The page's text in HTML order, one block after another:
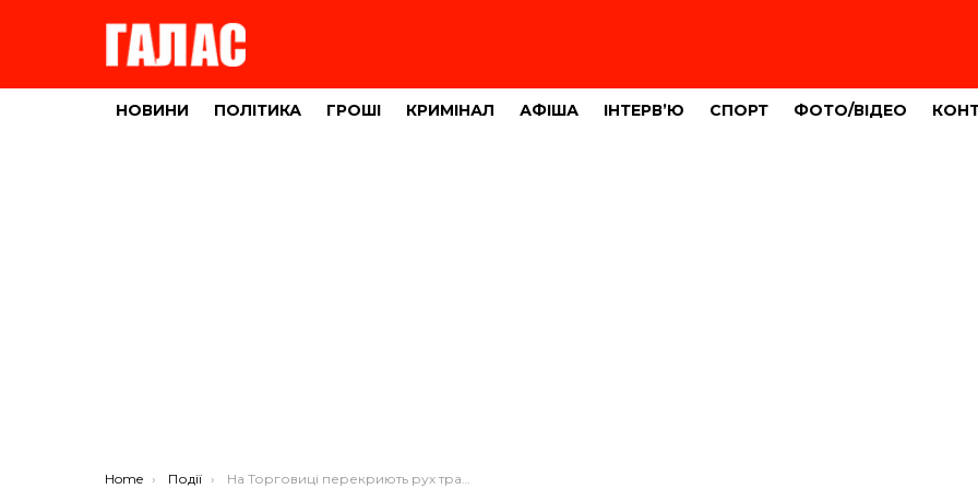
НОВИНИ ПОЛІТИКА ГРОШІ КРИМІНАЛ АФІША ІНТЕРВ’Ю СПОРТ ФОТО/ВІДЕО
You are here:
Home Події На Торговиці перекриють рух транспорту 16 травня